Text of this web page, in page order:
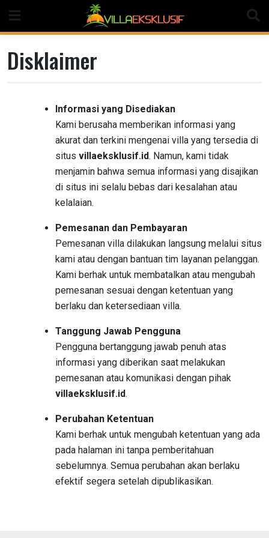
content
Disklaimer
Informasi yang Disediakan
Kami berusaha memberikan informasi yang
akurat dan terkini mengenai villa yang tersedia di
situs villaeksklusif.id. Namun, kami tidak
menjamin bahwa semua informasi yang disajikan
di situs ini selalu bebas dari kesalahan atau
kelalaian.
Pemesanan dan Pembayaran
Pemesanan villa dilakukan langsung melalui situs
kami atau dengan bantuan tim layanan pelanggan.
Kami berhak untuk membatalkan atau mengubah
pemesanan sesuai dengan ketentuan yang
berlaku dan ketersediaan villa.
Tanggung Jawab Pengguna
Pengguna bertanggung jawab penuh atas
informasi yang diberikan saat melakukan
pemesanan atau komunikasi dengan pihak
villaeksklusif.id.
Perubahan Ketentuan
Kami berhak untuk mengubah ketentuan yang ada
pada halaman ini tanpa pemberitahuan
sebelumnya. Semua perubahan akan berlaku
efektif segera setelah dipublikasikan.